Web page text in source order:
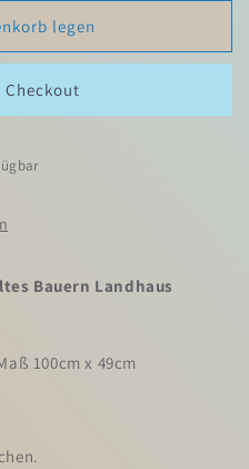
legen
Checkout
Bauern Landhaus
100cm x 49cm